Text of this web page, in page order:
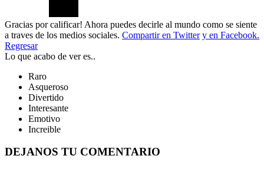
Gracias por calificar! Ahora puedes decirle al mundo como se siente
a traves de los medios sociales. Compartir en Twitter y en Facebook.
Regresar
Lo que acabo de ver es..
Raro
Asqueroso
Divertido
Interesante
Emotivo
Increible
DEJANOS TU COMENTARIO